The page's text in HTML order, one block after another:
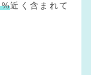
近く含まれて